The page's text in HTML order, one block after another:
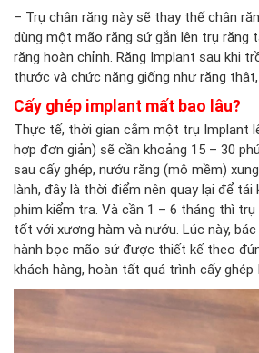
– Trụ chân răng này sẽ thay thế chân
dùng một mão răng sứ gắn lên trụ răng
răng hoàn chỉnh. Răng Implant sau khi
thước và chức năng giống như răng
Cấy ghép implant mất bao lâu?
Thực tế, thời gian cắm một trụ Implant
hợp đơn giản) sẽ cần khoảng 15 – 30
sau cấy ghép, nướu răng (mô mềm)
lành, đây là thời điểm nên quay lại để tái
phim kiểm tra. Và cần 1 – 6 tháng thì
tốt với xương hàm và nướu. Lúc này,
hành bọc mão sứ được thiết kế theo
khách hàng, hoàn tất quá trình cấy ghép